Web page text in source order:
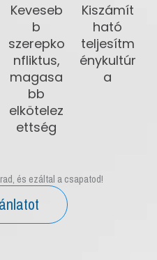
Keveseb
b
szerepko
nfliktus,
magasa
bb
elkötelez
ettség
Kiszámít
ható
teljesítm
énykultúr
a
és ezáltal a csapatod!